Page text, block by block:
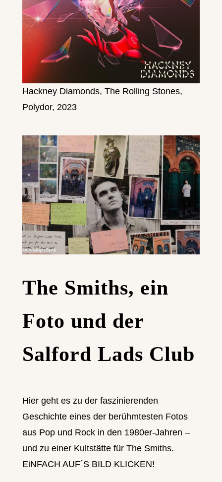
Hackney Diamonds, The Rolling Stones,
Polydor, 2023
The Smiths, ein
Foto und der
Salford Lads Club
Hier geht es zu der faszinierenden
Geschichte eines der berühmtesten Fotos
aus Pop und Rock in den 1980er-Jahren –
und zu einer Kultstätte für The Smiths.
EiNFACH AUF´S BILD KLICKEN!